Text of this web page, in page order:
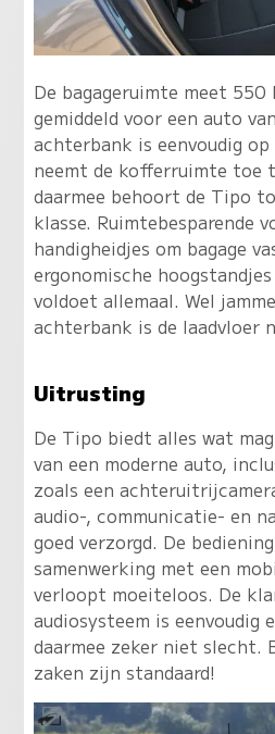
De bagageruimte meet
gemiddeld voor een auto
achterbank is eenvoudig
neemt de kofferruimte toe
daarmee behoort de Tipo
klasse. Ruimtebesparende
handigheidjes om bagage
ergonomische
voldoet allemaal. Wel
achterbank is de laadvloer
Uitrusting
De Tipo biedt alles wat
van een moderne auto,
zoals een
audio-, communicatie- en
goed verzorgd. De
samenwerking met een
verloopt moeiteloos. De
audiosysteem is eenvoudig
daarmee zeker niet slecht.
zaken zijn standaard!